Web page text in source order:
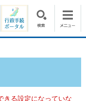
きる設定になっていな